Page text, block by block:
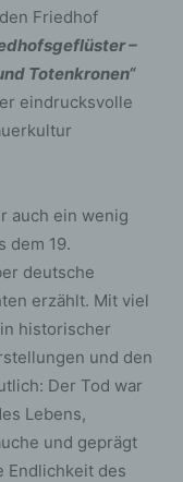
Friedhof
–
Totenkronen“
eindrucksvolle
auch ein wenig
dem 19.
deutsche
erzählt. Mit viel
historischer
und den
Der Tod war
Lebens,
und geprägt
Endlichkeit des